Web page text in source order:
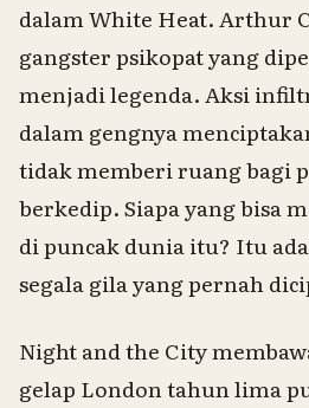
dalamWhite Heat. Arthur
gangster psikopat yang
menjadi legenda. Aksi
dalam gengnya
tidak memberi ruang bagi
berkedip. Siapa yang bisa
di puncak dunia itu? Itu
segala gila yang pernah
Night and the City
gelap London tahun lima